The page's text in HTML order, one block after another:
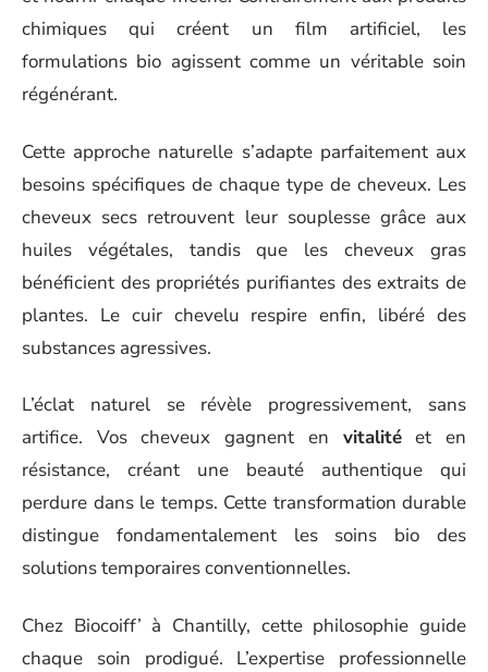
chimiques qui créent un film artificiel, les
formulations bio agissent comme un véritable soin
régénérant.
Cette approche naturelle s’adapte parfaitement aux
besoins spécifiques de chaque type de cheveux. Les
cheveux secs retrouvent leur souplesse grâce aux
huiles végétales, tandis que les cheveux gras
bénéficient des propriétés purifiantes des extraits de
plantes. Le cuir chevelu respire enfin, libéré des
substances agressives.
L’éclat naturel se révèle progressivement, sans
artifice. Vos cheveux gagnent en vitalitéet en
résistance, créant une beauté authentique qui
perdure dans le temps. Cette transformation durable
distingue fondamentalement les soins bio des
solutions temporaires conventionnelles.
Chez Biocoiff’ à Chantilly, cette philosophie guide
chaque soin prodigué. L’expertise professionnelle